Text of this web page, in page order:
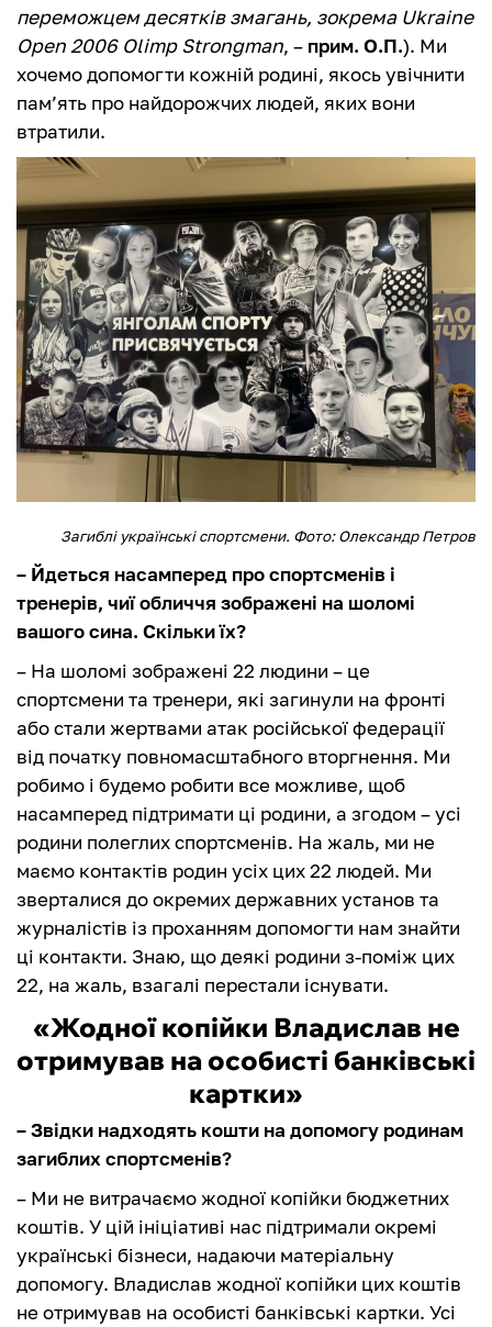
переможцем десятків змагань, зокрема Ukraine
Open 2006 Olimp Strongman, – прим. О.П.). Ми
хочемо допомогти кожній родині, якось увічнити
пам’ять про найдорожчих людей, яких вони
втратили.
Загиблі українські спортсмени. Фото: Олександр Петров
– Йдеться насамперед про спортсменів і
тренерів, чиї обличчя зображені на шоломі
вашого сина. Скільки їх?
– На шоломі зображені 22 людини – це
спортсмени та тренери, які загинули на фронті
або стали жертвами атак російської федерації
від початку повномасштабного вторгнення. Ми
робимо і будемо робити все можливе, щоб
насамперед підтримати ці родини, а згодом – усі
родини полеглих спортсменів. На жаль, ми не
маємо контактів родин усіх цих 22 людей. Ми
зверталися до окремих державних установ та
журналістів із проханням допомогти нам знайти
ці контакти. Знаю, що деякі родини з-поміж цих
22, на жаль, взагалі перестали існувати.
«Жодної копійки Владислав не
отримував на особисті банківські
картки»
– Звідки надходять кошти на допомогу родинам
загиблих спортсменів?
– Ми не витрачаємо жодної копійки бюджетних
коштів. У цій ініціативі нас підтримали окремі
українські бізнеси, надаючи матеріальну
допомогу. Владислав жодної копійки цих коштів
не отримував на особисті банківські картки. Усі